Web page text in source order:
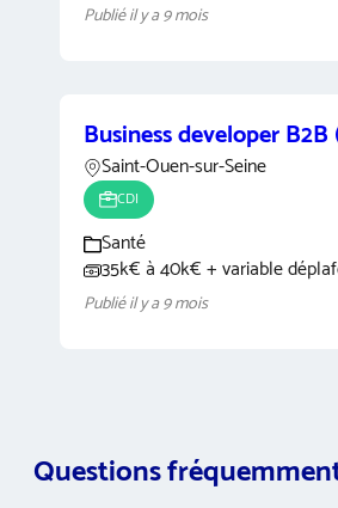
Publié il y a 9 mois
Business developer
Saint-Ouen-sur-Seine
CDI
Santé
35k€ à 40k€ + variable
Publié il y a 9 mois
Questions